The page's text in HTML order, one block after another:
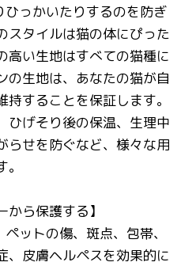
っかいたりするのを防ぎ
スタイルは猫の体にぴった
高い生地はすべての猫種に
の生地は、あなたの猫が自
することを保証します。
ひげそり後の保温、生理中
らせを防ぐなど、様々な用
から保護する】
ットの傷、斑点、包帯、
、皮膚ヘルペスを効果的に